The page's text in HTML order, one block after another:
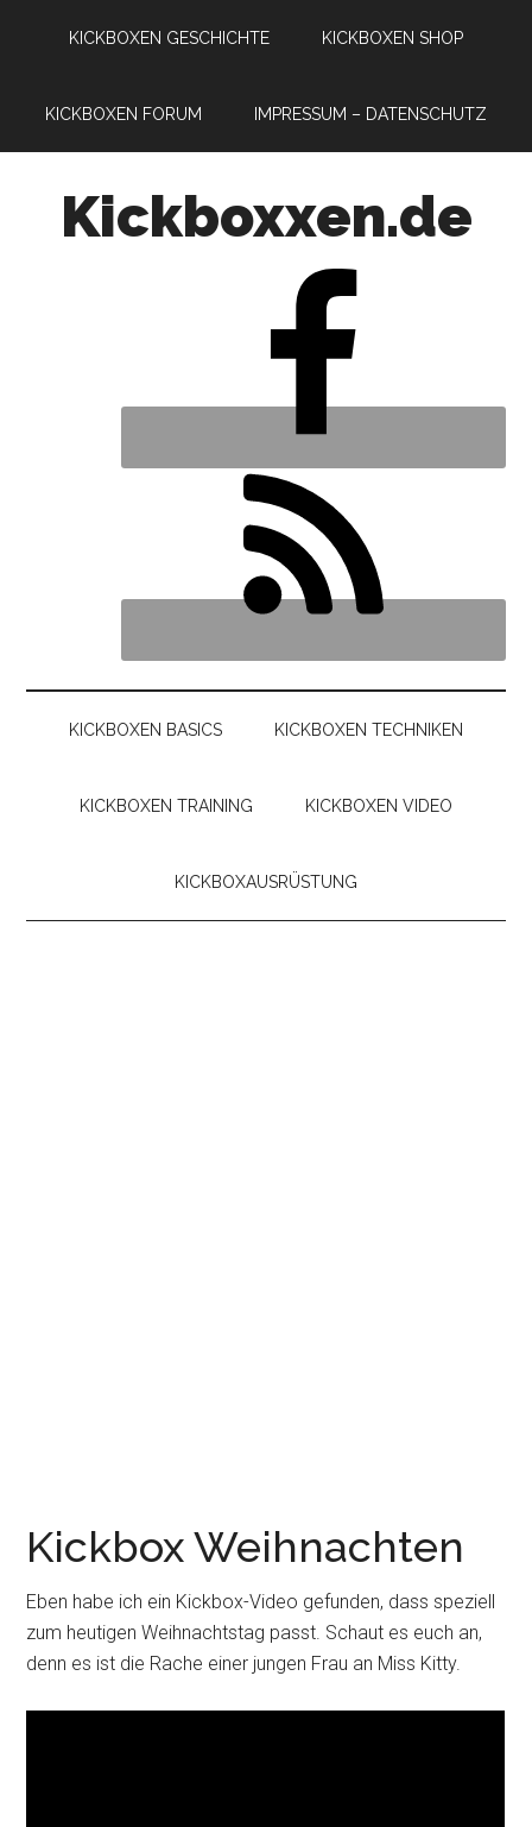
KICKBOXEN GESCHICHTE KICKBOXEN SHOP
KICKBOXEN FORUM IMPRESSUM – DATENSCHUTZ
Kickboxxen.de
KICKBOXEN BASICS KICKBOXEN TECHNIKEN
KICKBOXEN TRAINING KICKBOXEN VIDEO
KICKBOXAUSRÜSTUNG
Kickbox Weihnachten
Eben habe ich ein Kickbox-Video gefunden, dass speziell
zum heutigen Weihnachtstag passt. Schaut es euch an,
denn es ist die Rache einer jungen Frau an Miss Kitty.